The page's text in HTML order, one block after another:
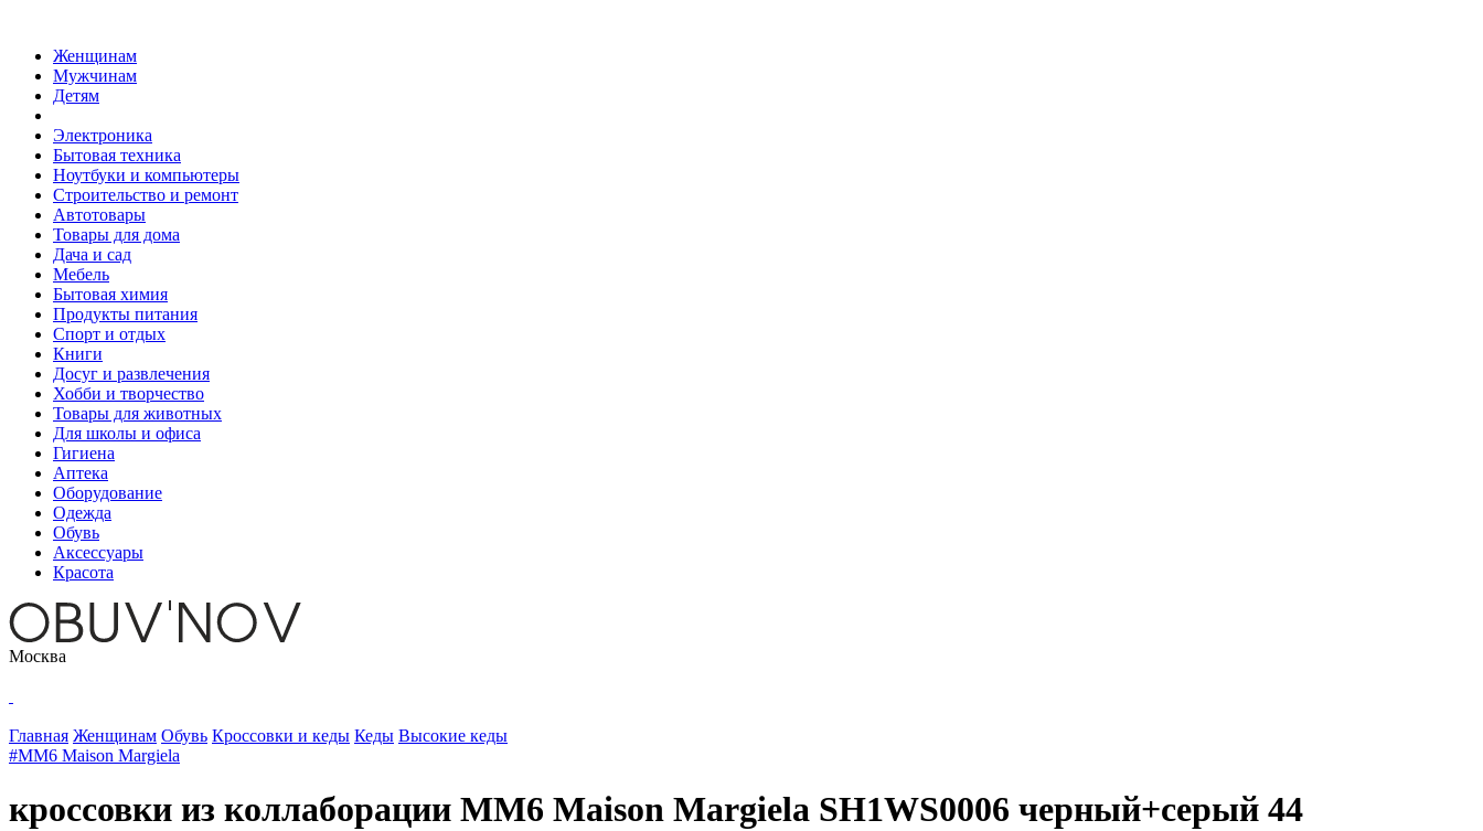
Женщинам
Мужчинам
Детям
Электроника
Бытовая техника
Ноутбуки и компьютеры
Строительство и ремонт
Автотовары
Товары для дома
Дача и сад
Мебель
Бытовая химия
Продукты питания
Спорт и отдых
Книги
Досуг и развлечения
Хобби и творчество
Товары для животных
Для школы и офиса
Гигиена
Аптека
Оборудование
Одежда
Обувь
Аксессуары
Красота
Москва
Главная Женщинам Обувь Кроссовки и кеды Кеды Высокие кеды
#MM6 Maison Margiela
кроссовки из коллаборации MM6 Maison Margiela SH1WS0006 черный+серый 44